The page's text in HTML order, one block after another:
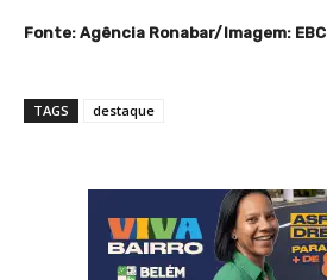
Fonte: Agência Ronabar/Imagem: EBC
TAGS destaque